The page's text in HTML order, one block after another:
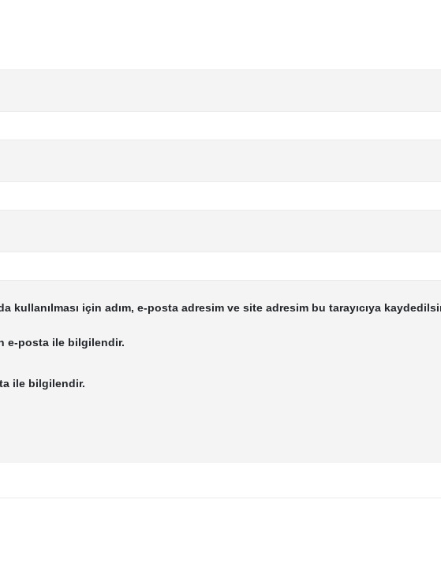
kullanılması için adım, e-posta adresim ve site adresim bu tarayıcıya
e-posta ile bilgilendir.
ile bilgilendir.